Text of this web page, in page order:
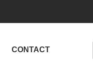
CONTACT